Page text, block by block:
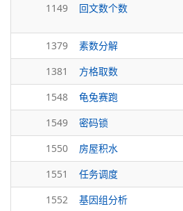
1149
回文数个数
1379 素数分解
1381 方格取数
1548 龟兔赛跑
1549 密码锁
1550 房屋积水
1551 任务调度
1552 基因组分析